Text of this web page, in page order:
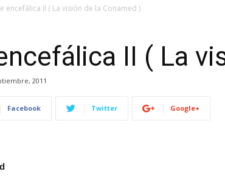
encefálica II ( La visión de la Conamed )
II ( La
2011
Facebook Twitter Google+